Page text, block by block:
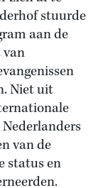
stuurde
aan de
Niet uit
van de
status en